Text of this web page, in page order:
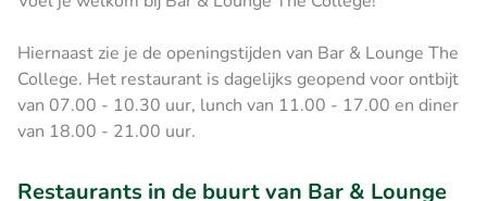
Hiernaast zie je de openingstijden van Bar & Lounge The
College​. Het restaurant is dagelijks geopend voor ontbijt
van 07.00 - 10.30 uur, lunch van 11.00 - 17.00 en diner
van 18.00 - 21.00 uur.
Restaurants in de buurt van Bar & Lounge